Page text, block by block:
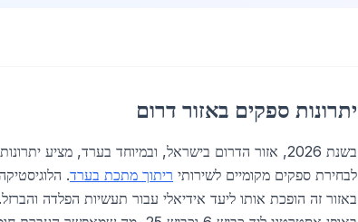
יתרונות ספקים באזור דרום
בשנת 2026, אזור הדרום בישראל, ובמיוחד בערד, מציע
לבחירת ספקים מקומיים לשירותי ריתוך מתכת בערד.
באזור זה הופכת אותו ליעד אידיאלי עבור תעשיות הפלדה